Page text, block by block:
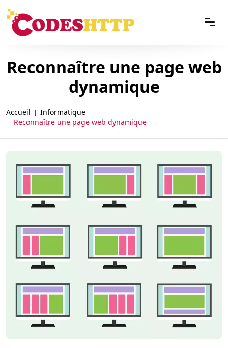
Reconnaître une page web
dynamique
Accueil
Informatique
Reconnaître une page web dynamique